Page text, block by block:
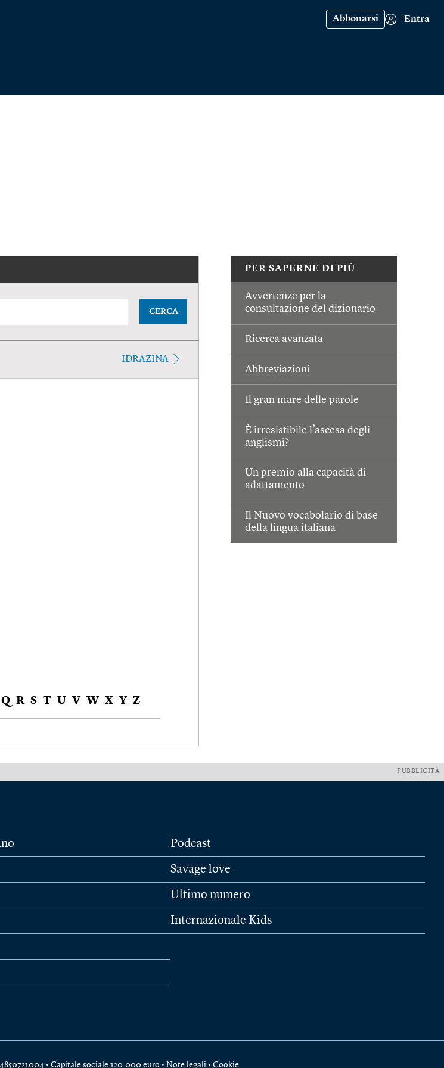
Abbonarsi Entra
PER SAPERNE DI PIÙ
Avvertenze per la
consultazione del dizionario
Ricerca avanzata
Abbreviazioni
Il gran mare delle parole
È irresistibile l’ascesa degli
anglismi?
Un premio alla capacità di
adattamento
Il Nuovo vocabolario di base
della lingua italiana
CERCA
IDRAZINA
Q R S T U V W X Y Z
PUBBLICITÀ
Podcast
Savage love
Ultimo numero
Internazionale Kids
• Capitale sociale 120.000 euro • Note legali • Cookie